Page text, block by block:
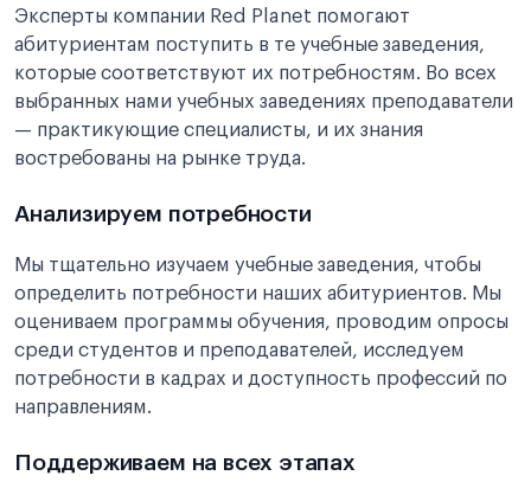
Эксперты компании Red Planet помогают
абитуриентам поступить в те учебные заведения,
которые соответствуют их потребностям. Во всех
выбранных нами учебных заведениях преподаватели
— практикующие специалисты, и их знания
востребованы на рынке труда.
Анализируем потребности
Мы тщательно изучаем учебные заведения, чтобы
определить потребности наших абитуриентов. Мы
оцениваем программы обучения, проводим опросы
среди студентов и преподавателей, исследуем
потребности в кадрах и доступность профессий по
направлениям.
Поддерживаем на всех этапах